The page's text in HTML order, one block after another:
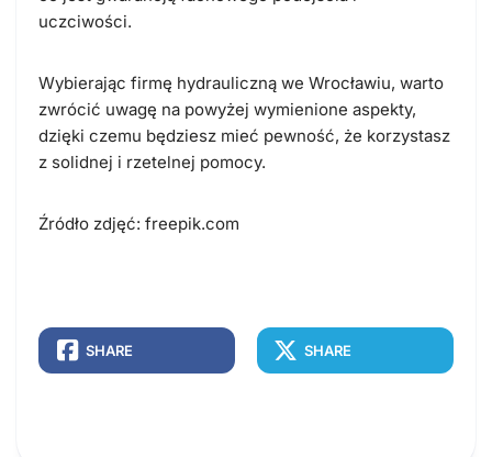
uczciwości.
Wybierając firmę hydrauliczną we Wrocławiu, warto
zwrócić uwagę na powyżej wymienione aspekty,
dzięki czemu będziesz mieć pewność, że korzystasz
z solidnej i rzetelnej pomocy.
Źródło zdjęć: freepik.com
SHARE SHARE